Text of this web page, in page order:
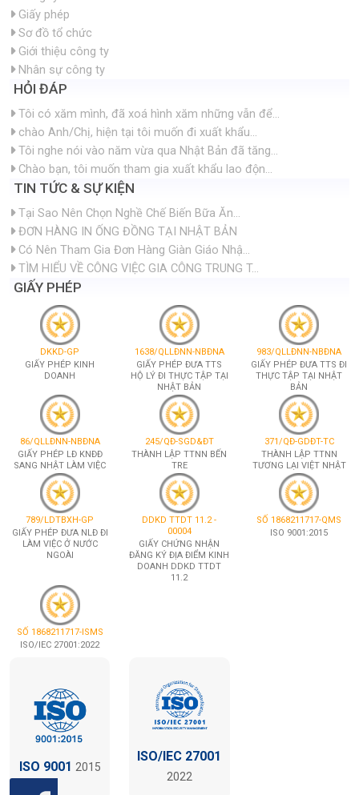
Giấy phép
Sơ đồ tổ chức
Giới thiệu công ty
Nhân sự công ty
HỎI ĐÁP
Tôi có xăm mình, đã xoá hình xăm những vẫn để...
chào Anh/Chị, hiện tại tôi muốn đi xuất khẩu...
Tôi nghe nói vào năm vừa qua Nhật Bản đã tăng...
Chào bạn, tôi muốn tham gia xuất khẩu lao độn...
TIN TỨC & SỰ KIỆN
Tại Sao Nên Chọn Nghề Chế Biến Bữa Ăn...
ĐƠN HÀNG IN ỐNG ĐỒNG TẠI NHẬT BẢN
Có Nên Tham Gia Đơn Hàng Giàn Giáo Nhậ...
TÌM HIỂU VỀ CÔNG VIỆC GIA CÔNG TRUNG T...
GIẤY PHÉP
DKKD-GP
GIẤY PHÉP KINH
DOANH
1638/QLLĐNN-NBĐNA
GIẤY PHÉP ĐƯA TTS
HỘ LÝ ĐI THỰC TẬP TẠI
NHẬT BẢN
983/QLLĐNN-NBĐNA
GIẤY PHÉP ĐƯA TTS ĐI
THỰC TẬP TẠI NHẬT
BẢN
86/QLLĐNN-NBĐNA
GIẤY PHÉP LĐ KNĐĐ
SANG NHẬT LÀM VIỆC
245/QĐ-SGD&ĐT
THÀNH LẬP TTNN BẾN
TRE
371/QĐ-GDĐT-TC
THÀNH LẬP TTNN
TƯƠNG LẠI VIỆT NHẬT
789/LDTBXH-GP
GIẤY PHÉP ĐƯA NLĐ ĐI
LÀM VIỆC Ở NƯỚC
NGOÀI
DDKD TTDT 11.2 -
00004
GIẤY CHỨNG NHẬN
ĐĂNG KÝ ĐỊA ĐIỂM KINH
DOANH DDKD TTDT
11.2
SỐ 1868211717-QMS
ISO 9001:2015
SỐ 1868211717-ISMS
ISO/IEC 27001:2022
ISO 9001 2015
ISO/IEC 27001
2022